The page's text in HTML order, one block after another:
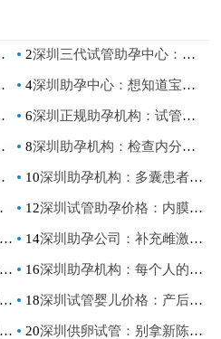
2深圳三代试管助孕中心：国内是否可以冻卵,冻卵有什么好处
4深圳助孕中心：想知道宝宝性别？NT0.07胎心160轻松辨别男女
6深圳正规助孕机构：试管移植后打几次黄体酮，来看看医生怎么说
8深圳助孕机构：检查内分泌能检查出怀孕吗,调整内分泌失调的方法
10深圳助孕机构：多囊患者不能吃鸭肉鸡肉？适量食用无影响
12深圳试管助孕价格：内膜3mm与生育无关吗？调理月经还有希望_1
14深圳助孕公司：补充雌激素也要用对方法，过量服用药物会导致体重猛增
16深圳助孕机构：每个人的孕囊独一无二，xy孕囊和xx孕囊形状也大不相同
18深圳试管婴儿价格：产后经期多长才算正常？通过这几点来判断才是恢复好
20深圳供卵试管：别拿新陈代谢慢不当病，出现这些症状要注意！